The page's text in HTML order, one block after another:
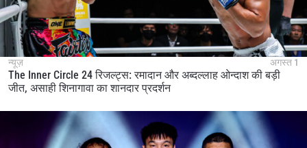
न्यूज़ अगस्त 1
The Inner Circle 24 रिजल्ट्स: रमादान और अब्दल्लाह ओन्दाश की बड़ी
जीत, असाही शिनागावा का शानदार प्रदर्शन